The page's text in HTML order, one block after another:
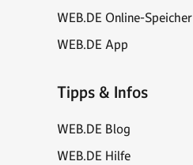
WEB.DE Online-Speicher
WEB.DE App
Tipps & Infos
WEB.DE Blog
WEB.DE Hilfe